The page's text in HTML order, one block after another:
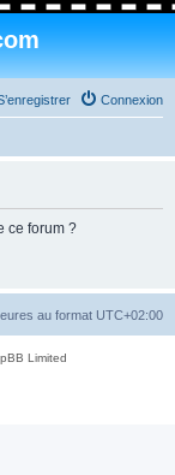
Connexion
ce forum ?
au format UTC+02:00
Limited